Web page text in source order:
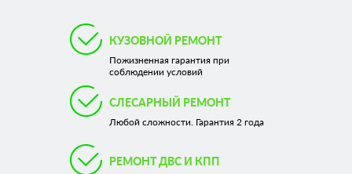
КУЗОВНОЙ РЕМОНТ
Пожизненная гарантия при
соблюдении условий
СЛЕСАРНЫЙ РЕМОНТ
Любой сложности. Гарантия 2 года
РЕМОНТ ДВС И КПП